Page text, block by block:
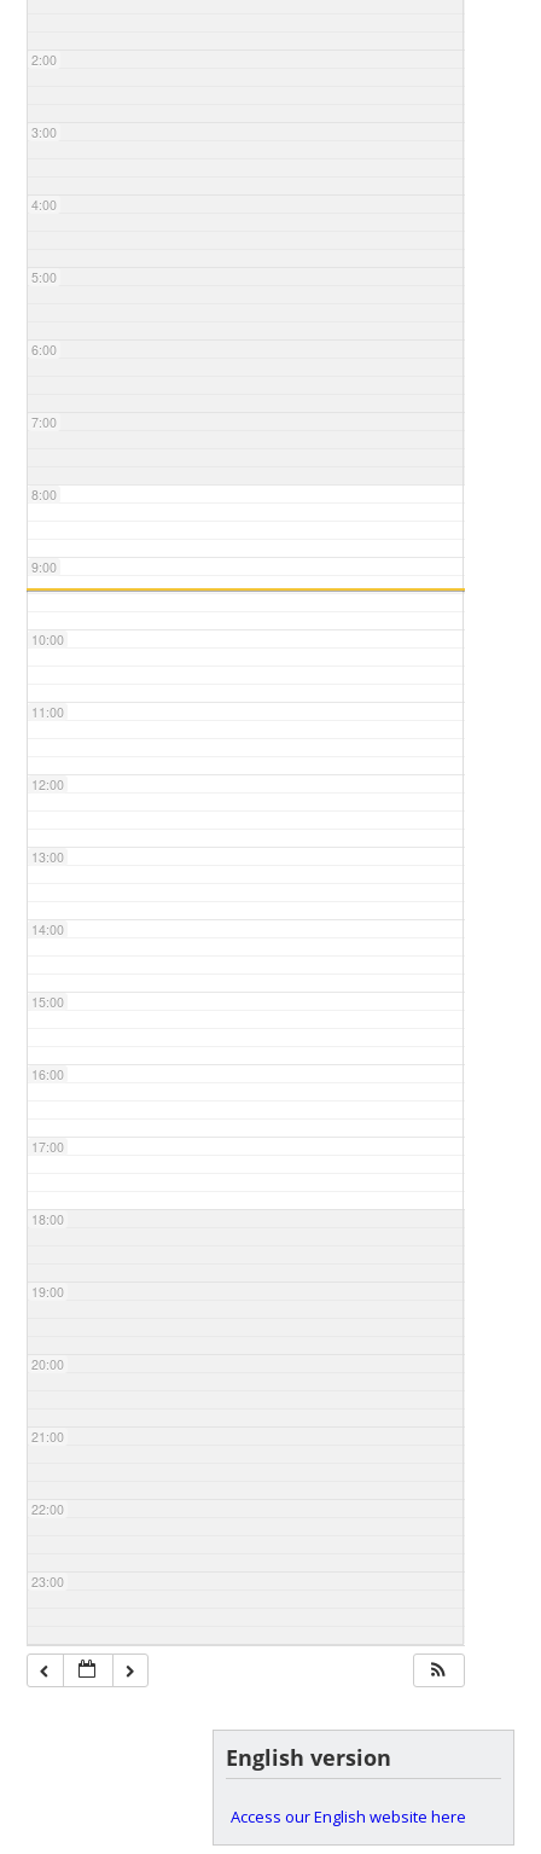
2:00
3:00
4:00
5:00
6:00
7:00
8:00
9:00
10:00
11:00
12:00
13:00
14:00
15:00
16:00
17:00
18:00
19:00
20:00
21:00
22:00
23:00
English version
Access our English website here